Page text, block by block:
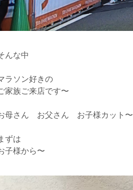
んな中
ラソン好きの
家族ご来店です〜
母さん お父さん お子様カット〜
ずは
子様から〜